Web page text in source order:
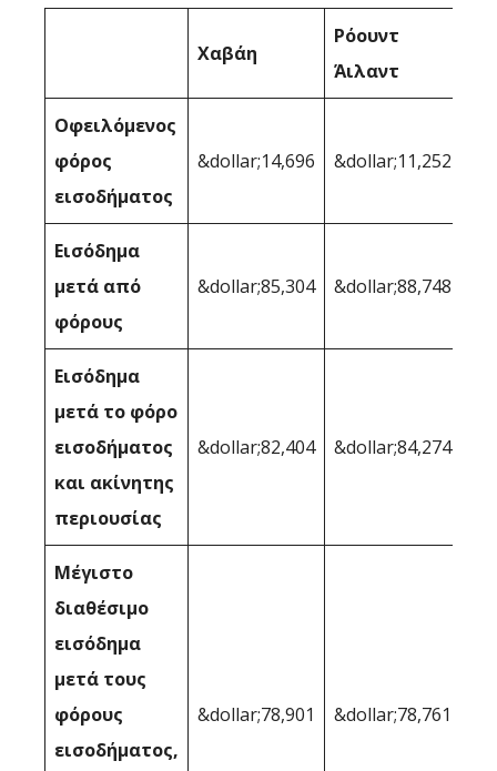
Χαβάη
Ρόουντ
Άιλαντ
Οφειλόμενος
φόρος
εισοδήματος
&dollar;14,696 &dollar;11,252
Εισόδημα
μετά από
φόρους
&dollar;85,304 &dollar;88,748
Εισόδημα
μετά το φόρο
εισοδήματος
και ακίνητης
περιουσίας
&dollar;82,404 &dollar;84,274
Μέγιστο
διαθέσιμο
εισόδημα
μετά τους
φόρους
εισοδήματος,
&dollar;78,901 &dollar;78,761